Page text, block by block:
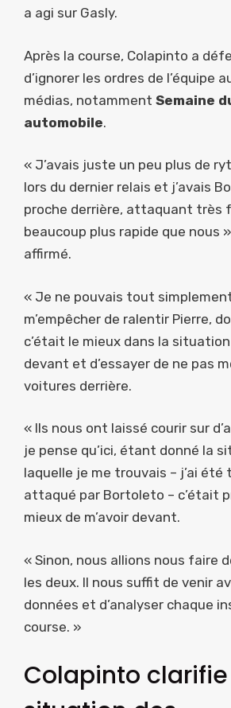
a agi sur Gasly.
Après la course, Colapinto a
d’ignorer les ordres de l’équipe
médias, notamment Semaine
automobile.
« J’avais juste un peu plus de
lors du dernier relais et j’avais
proche derrière, attaquant très
beaucoup plus rapide que nous
affirmé.
« Je ne pouvais tout
m’empêcher de ralentir Pierre,
c’était le mieux dans la situation
devant et d’essayer de ne pas
voitures derrière.
« Ils nous ont laissé courir sur
je pense qu’ici, étant donné la
laquelle je me trouvais – j’ai
attaqué par Bortoleto – c’était
mieux de m’avoir devant.
« Sinon, nous allions nous faire
les deux. Il nous suffit de venir
données et d’analyser chaque
course. »
Colapinto